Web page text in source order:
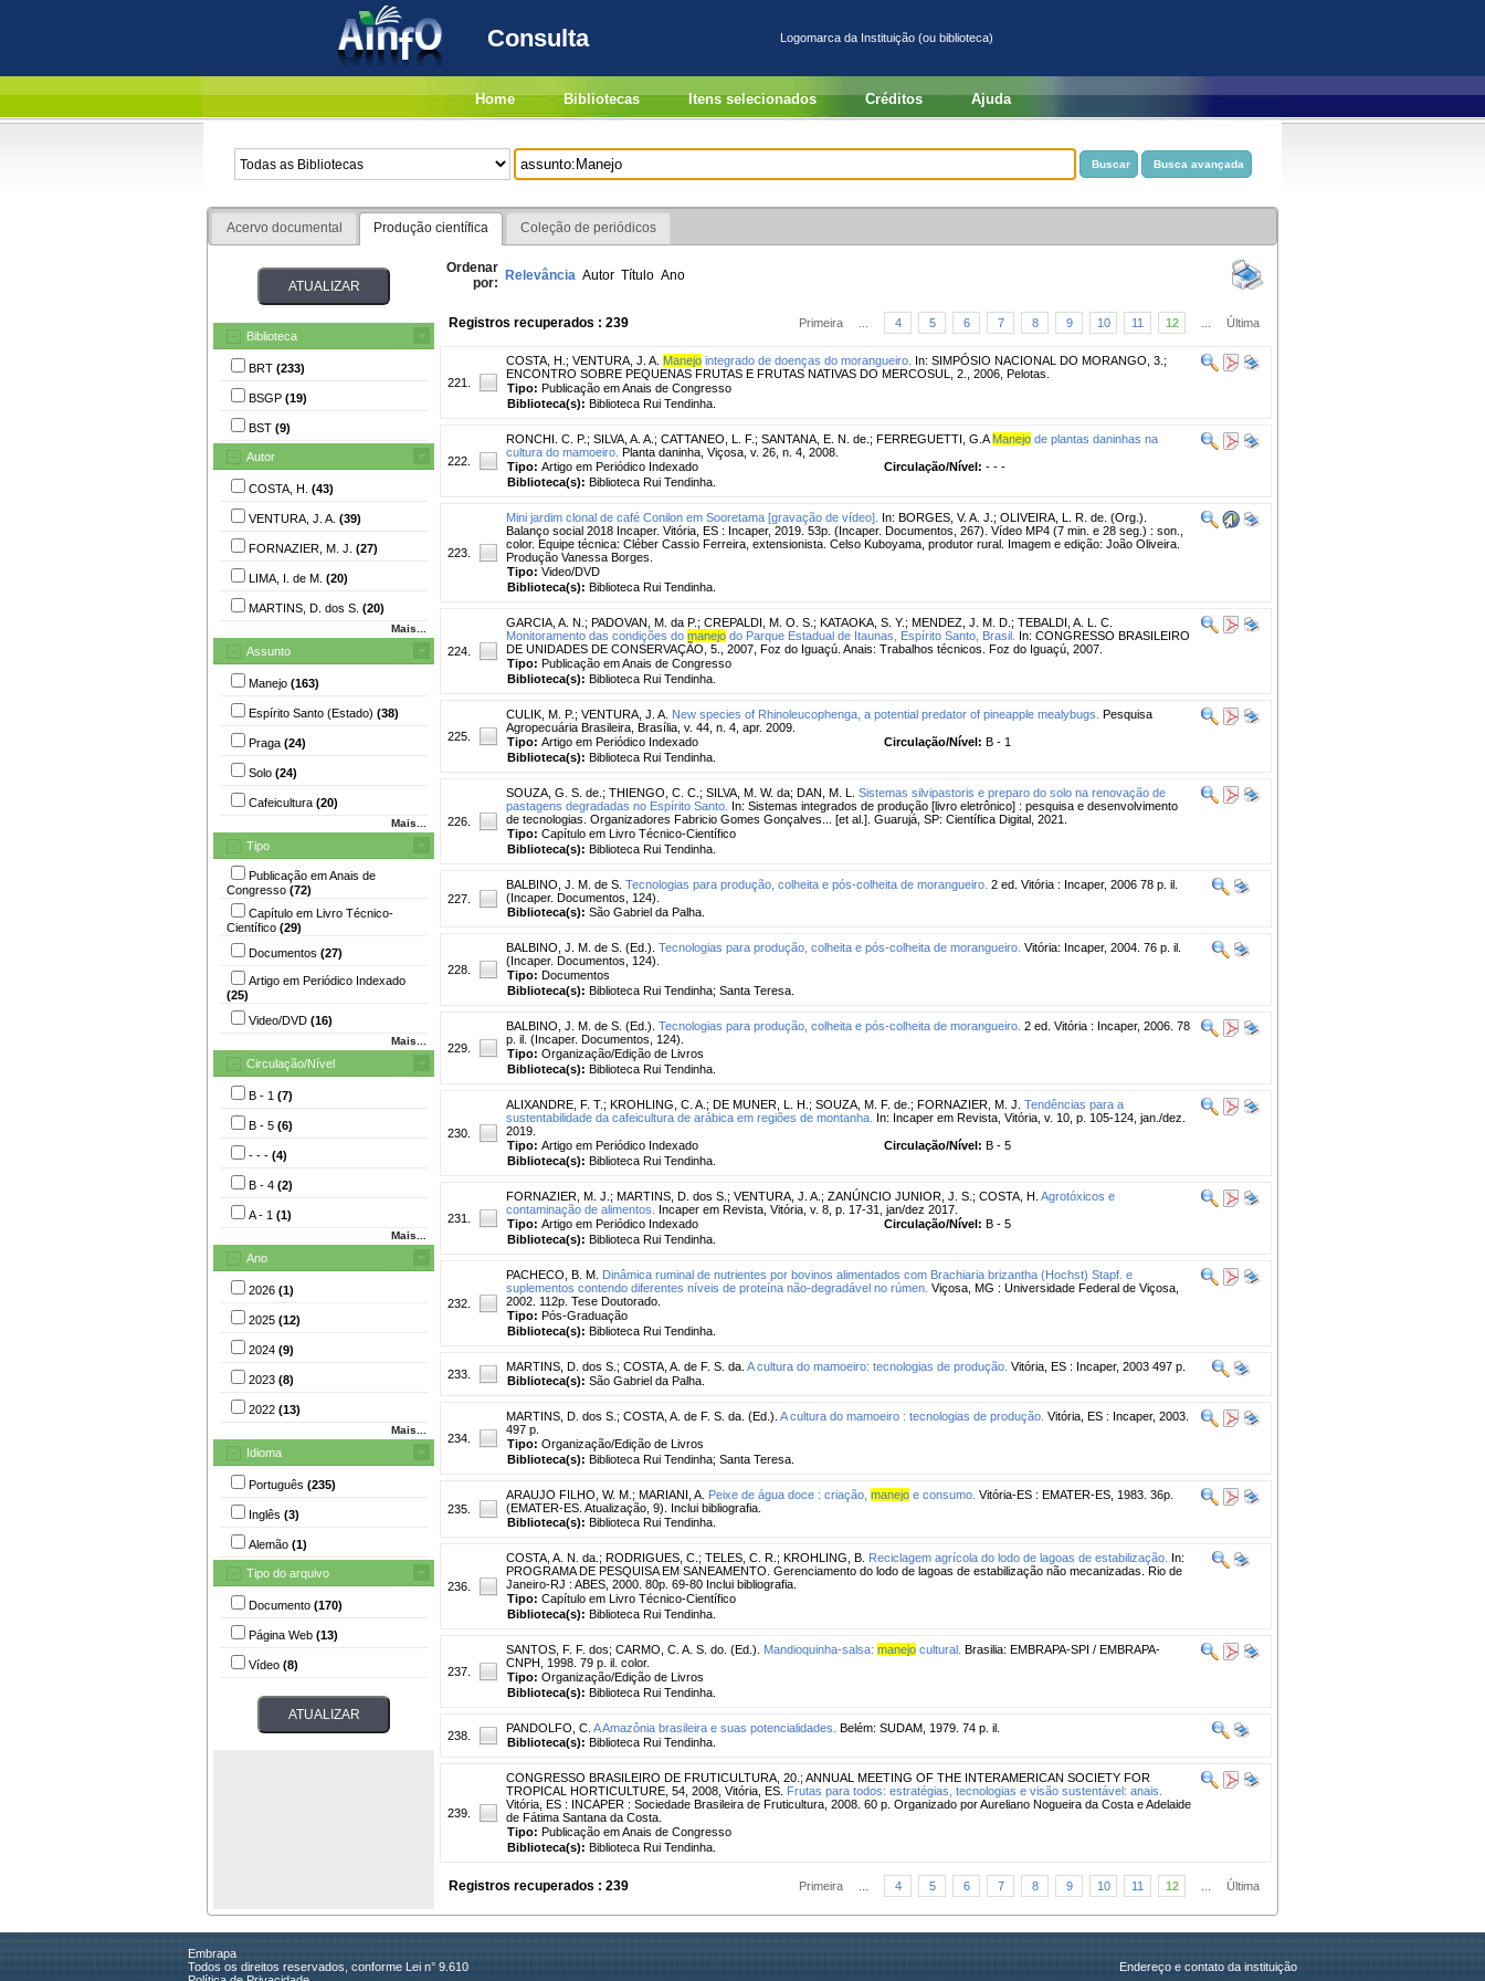
Consulta Logomarca da Instituição (ou biblioteca)
Home Bibliotecas Itens selecionados Créditos Ajuda
Acervo documental Produção científica Coleção de periódicos
Biblioteca
BRT (233)
BSGP (19)
BST (9)
Autor
COSTA, H. (43)
VENTURA, J. A. (39)
FORNAZIER, M. J. (27)
LIMA, I. de M. (20)
MARTINS, D. dos S. (20)
Mais...
Assunto
Manejo (163)
Espírito Santo (Estado) (38)
Praga (24)
Solo (24)
Cafeicultura (20)
Mais...
Tipo
Publicação em Anais de
Congresso (72)
Capítulo em Livro Técnico-
Científico (29)
Documentos (27)
Artigo em Periódico Indexado
(25)
Video/DVD (16)
Mais...
Circulação/Nível
B - 1 (7)
B - 5 (6)
- - - (4)
B - 4 (2)
A - 1 (1)
Mais...
Ano
2026 (1)
2025 (12)
2024 (9)
2023 (8)
2022 (13)
Mais...
Idioma
Português (235)
Inglês (3)
Alemão (1)
Tipo do arquivo
Documento (170)
Página Web (13)
Vídeo (8)
Ordenar
por: Relevância Autor Título Ano
Registros recuperados : 239 Primeira 4 5 6 7 8 9 10 11 12 Última
221.
COSTA, H. ; VENTURA, J. A. Manejo integrado de doenças do morangueiro. In: SIMPÓSIO NACIONAL DO MORANGO, 3.;
ENCONTRO SOBRE PEQUENAS FRUTAS E FRUTAS NATIVAS DO MERCOSUL, 2., 2006, Pelotas.
Tipo: Publicação em Anais de Congresso
Biblioteca(s): Biblioteca Rui Tendinha.
222.
RONCHI. C. P. ; SILVA, A. A. ; CATTANEO, L. F. ; SANTANA, E. N. de. ; FERREGUETTI, G.A Manejo de plantas daninhas na
cultura do mamoeiro. Planta daninha, Viçosa, v. 26, n. 4, 2008.
Tipo: Artigo em Periódico Indexado Circulação/Nível: - - -
Biblioteca(s): Biblioteca Rui Tendinha.
223.
Mini jardim clonal de café Conilon em Sooretama [gravação de vídeo]. In: BORGES, V. A. J.; OLIVEIRA, L. R. de. (Org.).
Balanço social 2018 Incaper. Vitória, ES : Incaper, 2019. 53p. (Incaper. Documentos, 267). Vídeo MP4 (7 min. e 28 seg.) : son.,
color. Equipe técnica: Cléber Cassio Ferreira, extensionista. Celso Kuboyama, produtor rural. Imagem e edição: João Oliveira.
Produção Vanessa Borges.
Tipo: Video/DVD
Biblioteca(s): Biblioteca Rui Tendinha.
224.
GARCIA, A. N. ; PADOVAN, M. da P. ; CREPALDI, M. O. S. ; KATAOKA, S. Y. ; MENDEZ, J. M. D. ; TEBALDI, A. L. C.
Monitoramento das condições do manejo do Parque Estadual de Itaunas, Espírito Santo, Brasil. In: CONGRESSO BRASILEIRO
DE UNIDADES DE CONSERVAÇÃO, 5., 2007, Foz do Iguaçú. Anais: Trabalhos técnicos. Foz do Iguaçú, 2007.
Tipo: Publicação em Anais de Congresso
Biblioteca(s): Biblioteca Rui Tendinha.
225.
CULIK, M. P. ; VENTURA, J. A. New species of Rhinoleucophenga, a potential predator of pineapple mealybugs. Pesquisa
Agropecuária Brasileira, Brasília, v. 44, n. 4, apr. 2009.
Tipo: Artigo em Periódico Indexado Circulação/Nível: B - 1
Biblioteca(s): Biblioteca Rui Tendinha.
226.
SOUZA, G. S. de. ; THIENGO, C. C. ; SILVA, M. W. da; DAN, M. L.
Sistemas silvipastoris e preparo do solo na renovação de
pastagens degradadas no Espírito Santo. In: Sistemas integrados de produção [livro eletrônico] : pesquisa e desenvolvimento
de tecnologias. Organizadores Fabricio Gomes Gonçalves... [et al.]. Guarujá, SP: Científica Digital, 2021.
Tipo: Capítulo em Livro Técnico-Científico
Biblioteca(s): Biblioteca Rui Tendinha.
227.
BALBINO, J. M. de S. Tecnologias para produção, colheita e pós-colheita de morangueiro. 2 ed. Vitória : Incaper, 2006 78 p. il.
(Incaper. Documentos, 124).
Biblioteca(s): São Gabriel da Palha.
228.
BALBINO, J. M. de S. (Ed.). Tecnologias para produção, colheita e pós-colheita de morangueiro. Vitória: Incaper, 2004. 76 p. il.
(Incaper. Documentos, 124).
Tipo: Documentos
Biblioteca(s): Biblioteca Rui Tendinha; Santa Teresa.
229.
BALBINO, J. M. de S. (Ed.). Tecnologias para produção, colheita e pós-colheita de morangueiro. 2 ed. Vitória : Incaper, 2006. 78
p. il. (Incaper. Documentos, 124).
Tipo: Organização/Edição de Livros
Biblioteca(s): Biblioteca Rui Tendinha.
230.
ALIXANDRE, F. T. ; KROHLING, C. A. ; DE MUNER, L. H. ; SOUZA, M. F. de. ; FORNAZIER, M. J. Tendências para a
sustentabilidade da cafeicultura de arábica em regiões de montanha. In: Incaper em Revista, Vitória, v. 10, p. 105-124, jan./dez.
2019.
Tipo: Artigo em Periódico Indexado Circulação/Nível: B - 5
Biblioteca(s): Biblioteca Rui Tendinha.
231.
FORNAZIER, M. J. ; MARTINS, D. dos S. ; VENTURA, J. A. ; ZANÚNCIO JUNIOR, J. S. ; COSTA, H. Agrotóxicos e
contaminação de alimentos.
Incaper em Revista, Vitória, v. 8, p. 17-31, jan/dez 2017.
Tipo: Artigo em Periódico Indexado Circulação/Nível: B - 5
Biblioteca(s): Biblioteca Rui Tendinha.
232.
PACHECO, B. M. Dinâmica ruminal de nutrientes por bovinos alimentados com Brachiaria brizantha (Hochst) Stapf. e
suplementos contendo diferentes níveis de proteína não-degradável no rúmen. Viçosa, MG : Universidade Federal de Viçosa,
2002. 112p. Tese Doutorado.
Tipo: Pós-Graduação
Biblioteca(s): Biblioteca Rui Tendinha.
233.
MARTINS, D. dos S. ; COSTA, A. de F. S. da. A cultura do mamoeiro: tecnologias de produção. Vitória, ES : Incaper, 2003 497 p.
Biblioteca(s): São Gabriel da Palha.
234.
MARTINS, D. dos S. ; COSTA, A. de F. S. da. (Ed.). A cultura do mamoeiro : tecnologias de produção. Vitória, ES : Incaper, 2003.
497 p.
Tipo: Organização/Edição de Livros
Biblioteca(s): Biblioteca Rui Tendinha; Santa Teresa.
235.
ARAUJO FILHO, W. M. ; MARIANI, A. Peixe de água doce : criação, manejo e consumo. Vitória-ES : EMATER-ES, 1983. 36p.
(EMATER-ES. Atualização, 9). Inclui bibliografia.
Biblioteca(s): Biblioteca Rui Tendinha.
236.
COSTA, A. N. da. ; RODRIGUES, C. ; TELES, C. R. ; KROHLING, B. Reciclagem agrícola do lodo de lagoas de estabilização. In:
PROGRAMA DE PESQUISA EM SANEAMENTO. Gerenciamento do lodo de lagoas de estabilização não mecanizadas. Rio de
Janeiro-RJ : ABES, 2000. 80p. 69-80 Inclui bibliografia.
Tipo: Capítulo em Livro Técnico-Científico
Biblioteca(s): Biblioteca Rui Tendinha.
237.
SANTOS, F. F. dos; CARMO, C. A. S. do. (Ed.). Mandioquinha-salsa: manejo cultural. Brasilia: EMBRAPA-SPI / EMBRAPA-
CNPH, 1998. 79 p. il. color.
Tipo: Organização/Edição de Livros
Biblioteca(s): Biblioteca Rui Tendinha.
238.
PANDOLFO, C. A Amazônia brasileira e suas potencialidades. Belém: SUDAM, 1979. 74 p. il.
Biblioteca(s): Biblioteca Rui Tendinha.
239.
CONGRESSO BRASILEIRO DE FRUTICULTURA, 20. ; ANNUAL MEETING OF THE INTERAMERICAN SOCIETY FOR
TROPICAL HORTICULTURE, 54, 2008, Vitória, ES. Frutas para todos: estratégias, tecnologias e visão sustentável: anais.
Vitória, ES : INCAPER : Sociedade Brasileira de Fruticultura, 2008. 60 p. Organizado por Aureliano Nogueira da Costa e Adelaide
de Fátima Santana da Costa.
Tipo: Publicação em Anais de Congresso
Biblioteca(s): Biblioteca Rui Tendinha.
Registros recuperados : 239 Primeira 4 5 6 7 8 9 10 11 12 Última
Embrapa
Todos os direitos reservados, conforme Lei n° 9.610
Endereço e contato da instituição